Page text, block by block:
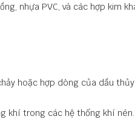
nhựa PVC, và các hợp kim
hoặc hợp dòng của dầu
khí trong các hệ thống khí nén.